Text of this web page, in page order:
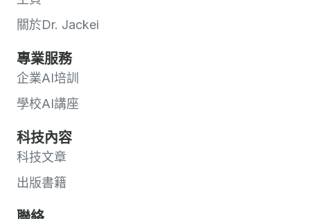
關於Dr. Jackei
專業服務
企業AI培訓
學校AI講座
科技內容
科技文章
出版書籍